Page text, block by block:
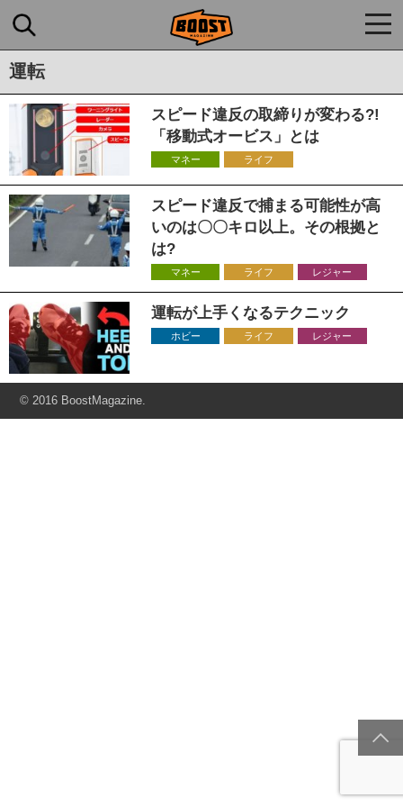
運転
スピード違反の取締りが変わる?!
「移動式オービス」とは
マネー ライフ
スピード違反で捕まる可能性が高
いのは〇〇キロ以上。その根拠と
は?
マネー ライフ レジャー
運転が上手くなるテクニック
ホビー ライフ レジャー
© 2016 BoostMagazine.